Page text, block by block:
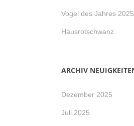
Vogel des Jahres
Hausrotschwanz
ARCHIV
Dezember 2025
Juli 2025